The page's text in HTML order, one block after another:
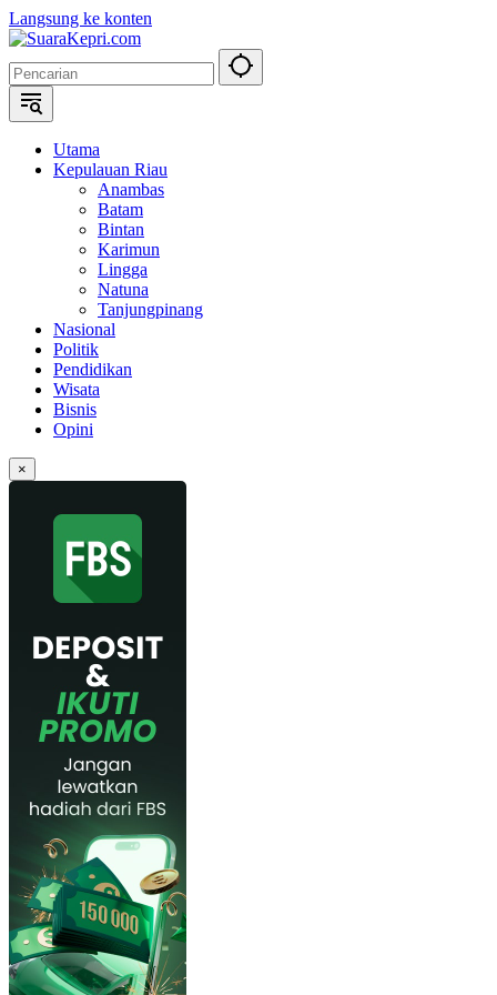
Langsung ke konten
Utama
Kepulauan Riau
Anambas
Batam
Bintan
Karimun
Lingga
Natuna
Tanjungpinang
Nasional
Politik
Pendidikan
Wisata
Bisnis
Opini
×